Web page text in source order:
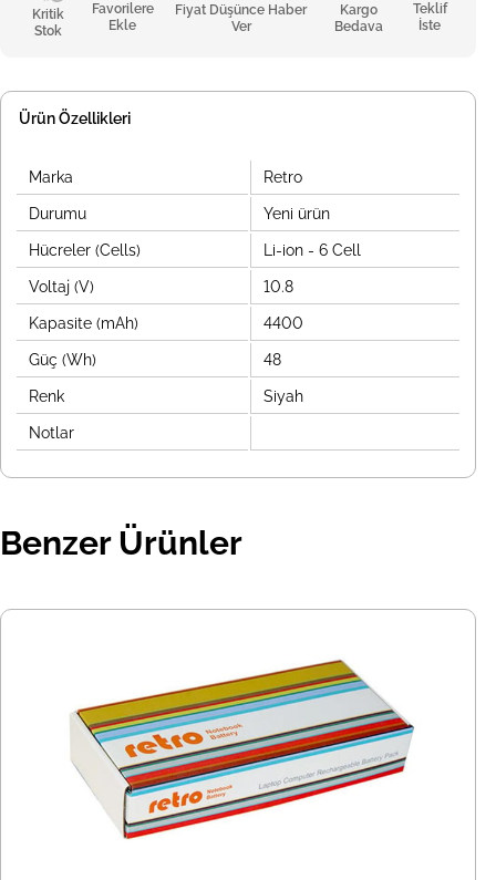
Kritik
Stok
Favorilere
Ekle
Fiyat Düşünce Haber
Ver
Kargo
Bedava
Teklif
İste
Ürün Özellikleri
Marka Retro
Durumu Yeni ürün
Hücreler (Cells) Li-ion - 6 Cell
Voltaj (V) 10.8
Kapasite (mAh) 4400
Güç (Wh) 48
Renk Siyah
Notlar
Benzer Ürünler